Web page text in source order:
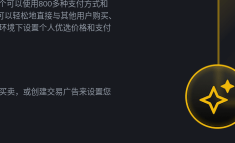
可以使用800多种支付方式和
轻松地直接与其他用户购买、
境下设置个人优选价格和支付
卖，或创建交易广告来设置您